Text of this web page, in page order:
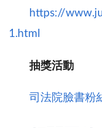
https://
1.html
抽獎活動
司法院臉書粉